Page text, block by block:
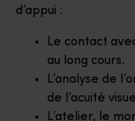
d’appui :
Le contact
au long cours.
L’analyse de
de l’acuité
L’atelier, le